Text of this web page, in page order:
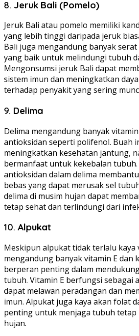
8. Jeruk Bali (Pomelo)
Jeruk Bali atau pomelo memiliki
yang lebih tinggi daripada jeruk
Bali juga mengandung banyak
yang baik untuk melindungi tubuh
Mengonsumsi jeruk Bali dapat
sistem imun dan meningkatkan
terhadap penyakit yang sering
9. Delima
Delima mengandung banyak
antioksidan seperti polifenol. Buah
meningkatkan kesehatan jantung,
bermanfaat untuk kekebalan
antioksidan dalam delima
bebas yang dapat merusak sel
delima di musim hujan dapat
tetap sehat dan terlindungi dari
10. Alpukat
Meskipun alpukat tidak terlalu kaya
mengandung banyak vitamin E dan
berperan penting dalam
tubuh. Vitamin E berfungsi sebagai
dapat melawan peradangan dan
imun. Alpukat juga kaya akan folat
penting untuk menjaga tubuh tetap
hujan.